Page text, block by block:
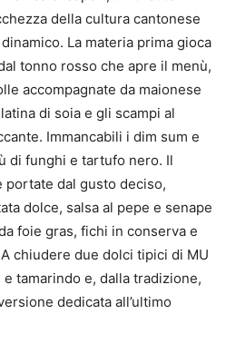
della cultura cantonese
La materia prima gioca
tonno rosso che apre il menù,
accompagnate da maionese
di soia e gli scampi al
Immancabili i dim sum e
di funghi e tartufo nero. Il
portate dal gusto deciso,
dolce, salsa al pepe e senape
foie gras, fichi in conserva e
chiudere due dolci tipici di MU
tamarindo e, dalla tradizione,
dedicata all’ultimo